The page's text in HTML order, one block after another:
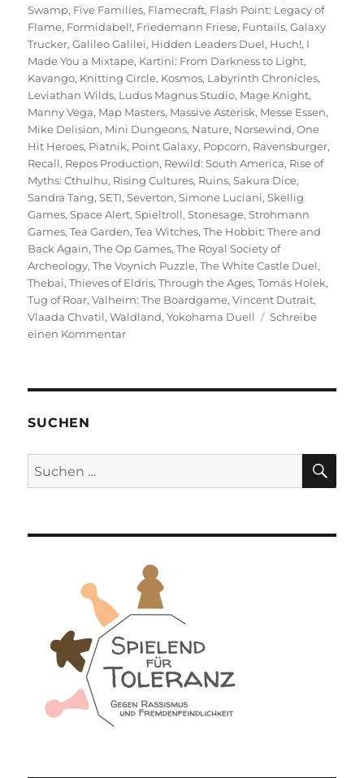
Swamp, Five Families, Flamecraft, Flash Point: Legacy of
Flame, Formidabel!, Friedemann Friese, Funtails,Galaxy
Trucker,Galileo Galilei, Hidden Leaders Duel, Huch!, I
Made You a Mixtape, Kartini: From Darkness to Light,
Kavango, Knitting Circle, Kosmos, Labyrinth Chronicles,
Leviathan Wilds, Ludus Magnus Studio, Mage Knight,
Manny Vega, Map Masters, Massive Asterisk, Messe Essen,
Mike Delision, Mini Dungeons, Nature, Norsewind,One
Hit Heroes, Piatnik, Point Galaxy, Popcorn, Ravensburger,
Recall, Repos Production, Rewild: South America, Rise of
Myths: Cthulhu, Rising Cultures, Ruins,Sakura Dice,
Sandra Tang,SETI,Severton,Simone Luciani,Skellig
Games,Space Alert,Spieltroll,Stonesage,Strohmann
Games,Tea Garden,Tea Witches,The Hobbit: There and
Back Again,The Op Games,The Royal Society of
Archeology,The Voynich Puzzle,The White Castle Duel,
Thebai,Thieves of Eldris,Through the Ages,Tomás Holek,
Tug of Roar,Valheim: The Boardgame,Vincent Dutrait,
Vlaada Chvatil,Waldland,Yokohama Duell
Schreibe
einen Kommentarzu
die
SUCHEN
Suchen
nach: